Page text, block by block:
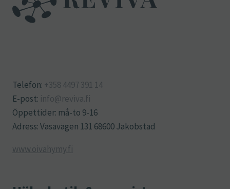
Telefon: +358 4497 391 14
E-post: info@reviva.fi
Öppettider: må-to 9-16
Adress: Vasavägen 131 68600 Jakobstad
www.oivahymy.fi